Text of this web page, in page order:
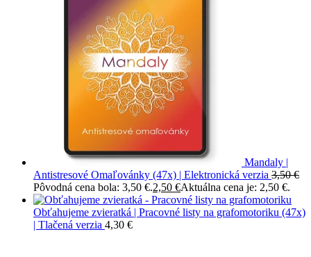
Mandaly |
Antistresové Omaľovánky (47x) | Elektronická verzia 3,50€
Pôvodná cena bola: 3,50 €.2,50 €Aktuálna cena je: 2,50 €.
Obťahujeme zvieratká | Pracovné listy na grafomotoriku (47x)
| Tlačená verzia 4,30 €